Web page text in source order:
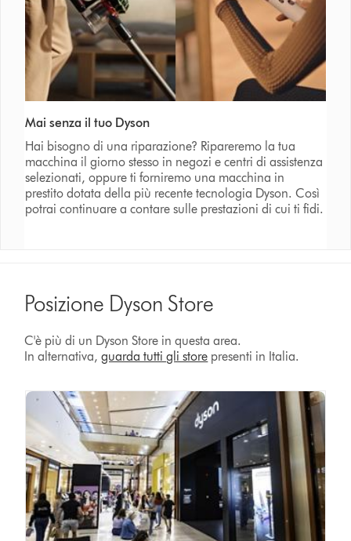
Mai senza il tuo Dyson
Hai bisogno di una riparazione? Ripareremo la tua
macchina il giorno stesso in negozi e centri di assistenza
selezionati, oppure ti forniremo una macchina in
prestito dotata della più recente tecnologia Dyson. Così
potrai continuare a contare sulle prestazioni di cui ti fidi.
Posizione Dyson Store
C'è più di un Dyson Store in questa area.
In alternativa,guarda tutti gli store presenti in Italia.